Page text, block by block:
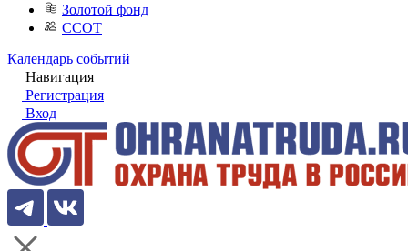
Золотой фонд
ССОТ
Календарь событий
Навигация
Регистрация
Вход